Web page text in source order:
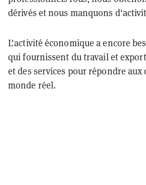
dérivés et nous manquons
L'activité économique a encore
qui fournissent du travail et
et des services pour répondre aux
monde réel.